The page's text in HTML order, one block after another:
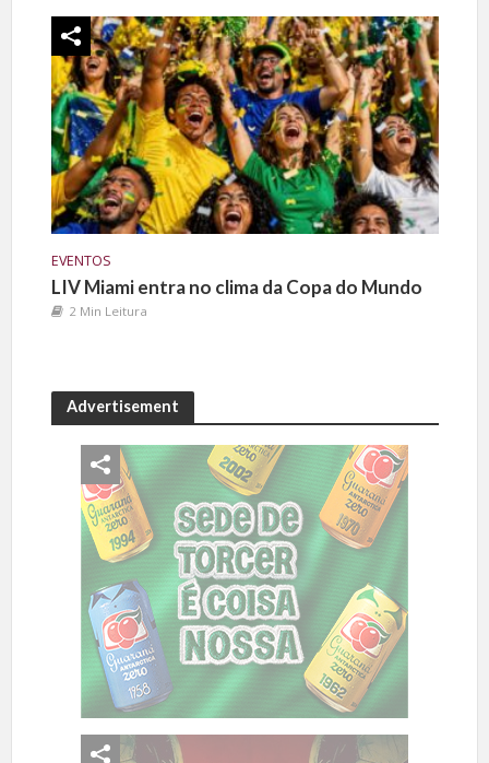
EVENTOS
LIV Miami entra no clima da Copa do Mundo
2 Min Leitura
Advertisement